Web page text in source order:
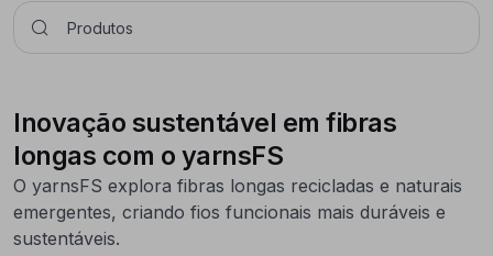
Inovação sustentável em fibras
longas com o yarnsFS
O yarnsFS explora fibras longas recicladas e naturais
emergentes, criando fios funcionais mais duráveis e
sustentáveis.